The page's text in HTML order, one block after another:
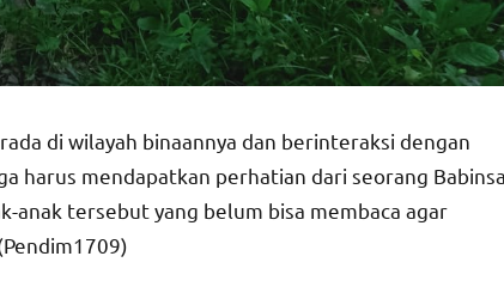
di wilayah binaannya dan berinteraksi dengan
harus mendapatkan perhatian dari seorang
anak tersebut yang belum bisa membaca agar